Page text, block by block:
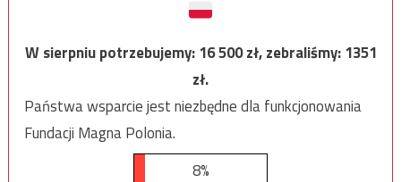
W sierpniu potrzebujemy:16 500zł, zebraliśmy:1351
zł.
Państwa wsparcie jest niezbędne dla funkcjonowania
Fundacji Magna Polonia.
8%